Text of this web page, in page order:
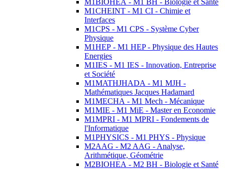
M1BIOHEA - M1 BH - Biologie et Santé
M1CHEINT - M1 CI - Chimie et
Interfaces
M1CPS - M1 CPS - Système Cyber
Physique
M1HEP - M1 HEP - Physique des Hautes
Energies
M1IES - M1 IES - Innovation, Entreprise
et Société
M1MATHJHADA - M1 MJH -
Mathématiques Jacques Hadamard
M1MECHA - M1 Mech - Mécanique
M1MIE - M1 MiE - Master en Economie
M1MPRI - M1 MPRI - Fondements de
l'Informatique
M1PHYSICS - M1 PHYS - Physique
M2AAG - M2 AAG - Analyse,
Arithmétique, Géométrie
M2BIOHEA - M2 BH - Biologie et Santé